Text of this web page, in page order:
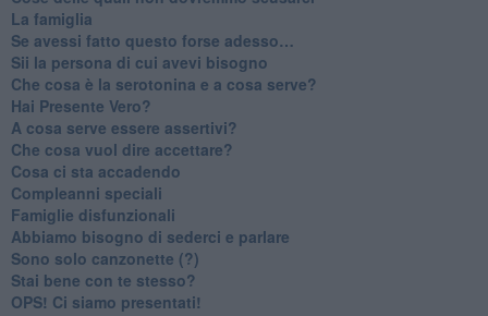
​La famiglia
​Se avessi fatto questo forse adesso…
​Sii la persona di cui avevi bisogno
Che cosa è la serotonina e a cosa serve?
​Hai Presente Vero?
A cosa serve essere assertivi?
​Che cosa vuol dire accettare?
​Cosa ci sta accadendo
​Compleanni speciali
​Famiglie disfunzionali
​Abbiamo bisogno di sederci e parlare
Sono solo canzonette (?)
​Stai bene con te stesso?
​OPS! Ci siamo presentati!